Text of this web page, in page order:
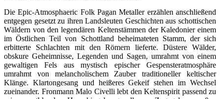
Die Epic-Atmosphaeric Folk Pagan Metaller erzählen anschließend
entgegen gesetzt zu ihren Landsleuten Geschichten aus schottischen
Wäldern von den legendären Keltenstämmen der Kaledonier einem
im Östlichen Teil von Schottland beheimateten Stamm, der sich
erbitterte Schlachten mit den Römern lieferte. Düstere Wälder,
obskure Geheimnisse, Legenden und Sagen, umrahmt von einem
gewaltigen Fels aus mystisch epischer Gespensteratmosphäre
umrahmt von melancholischem Zauber traditioneller keltischer
Klänge. Klartongesang und heißeres Gekeif stehen im Wechsel
zueinander. Fronmann Malo Civelli lebt den Keltenspirit passend zu